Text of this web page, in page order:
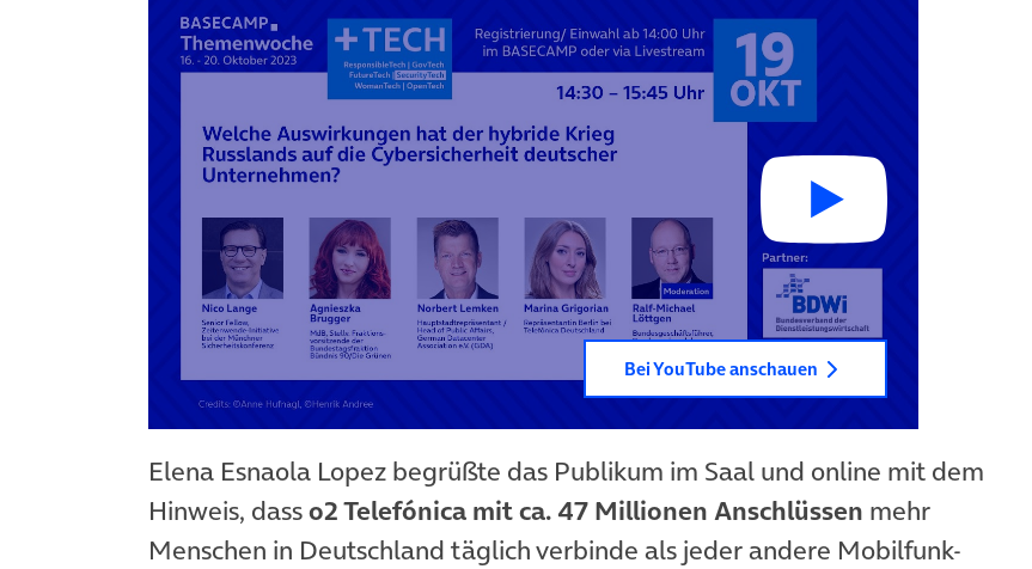
Bei YouTube anschauen
Elena Esnaola Lopez begrüßte das Publikum im Saal und online mit dem
Hinweis, dasso2 Telefónica mit ca. 47 Millionen Anschlüssen mehr
Menschen in Deutschland täglich verbinde als jeder andere Mobilfunk-